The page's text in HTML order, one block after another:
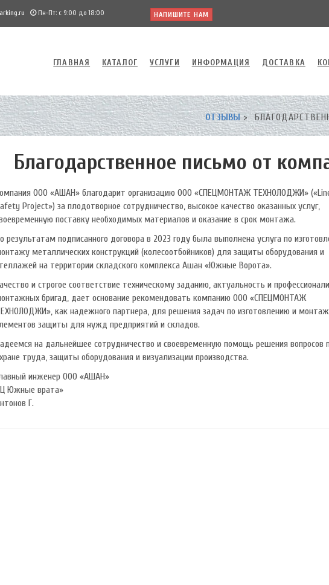
Пн-Пт: с 9:00 до 18:00 НАПИШИТЕ НАМ
ГЛАВНАЯ КАТАЛОГ УСЛУГИ ИНФОРМАЦИЯ ДОСТАВКА
ОТЗЫВЫ
Благодарственное письмо от
ООО «АШАН» благодарит организацию ООО «СПЕЦМОНТАЖ ТЕХНОЛОДЖИ»
Project») за плодотворное сотрудничество, высокое качество оказанных услуг,
поставку необходимых материалов и оказание в срок монтажа.
результатам подписанного договора в 2023 году была выполнена услуга по
металлических конструкций (колесоотбойников) для защиты оборудования и
на территории складского комплекса Ашан «Южные Ворота».
и строгое соответствие техническому заданию, актуальность и
бригад, дает основание рекомендовать компанию ООО «СПЕЦМОНТАЖ
как надежного партнера, для решения задач по изготовлению и
защиты для нужд предприятий и складов.
на дальнейшее сотрудничество и своевременную помощь решения вопросов
труда, защиты оборудования и визуализации производства.
инженер ООО «АШАН»
Южные врата»
Г.